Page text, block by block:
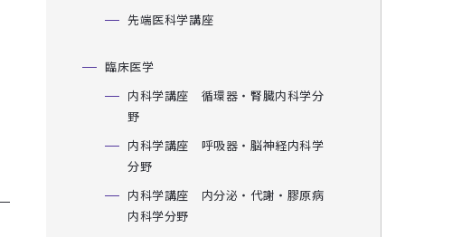
先端医科学講座
臨床医学
内科学講座 循環器・腎臓内科学分
野
内科学講座 呼吸器・脳神経内科学
分野
内科学講座 内分泌・代謝・膠原病
内科学分野